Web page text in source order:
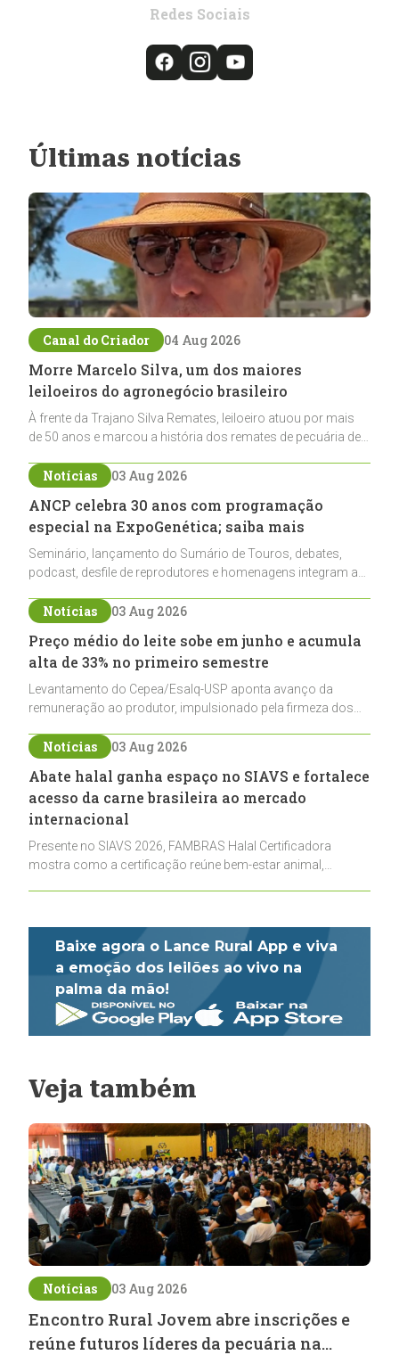
Redes Sociais
Últimas notícias
Canal do Criador 04 Aug 2026
Morre Marcelo Silva, um dos maiores
leiloeiros do agronegócio brasileiro
À frente da Trajano Silva Remates, leiloeiro atuou por mais
de 50 anos e marcou a história dos remates de pecuária de
Notícias 03 Aug 2026
ANCP celebra 30 anos com programação
especial na ExpoGenética; saiba mais
Seminário, lançamento do Sumário de Touros, debates,
podcast, desfile de reprodutores e homenagens integram a
Notícias 03 Aug 2026
Preço médio do leite sobe em junho e acumula
alta de 33% no primeiro semestre
Levantamento do Cepea/Esalq-USP aponta avanço da
remuneração ao produtor, impulsionado pela firmeza dos
Notícias 03 Aug 2026
Abate halal ganha espaço no SIAVS e fortalece
acesso da carne brasileira ao mercado
internacional
Presente no SIAVS 2026, FAMBRAS Halal Certificadora
mostra como a certificação reúne bem-estar animal,
Baixe agora o Lance Rural App e viva
a emoção dos leilões ao vivo na
palma da mão!
Veja também
Notícias 03 Aug 2026
Encontro Rural Jovem abre inscrições e
reúne futuros líderes da pecuária na